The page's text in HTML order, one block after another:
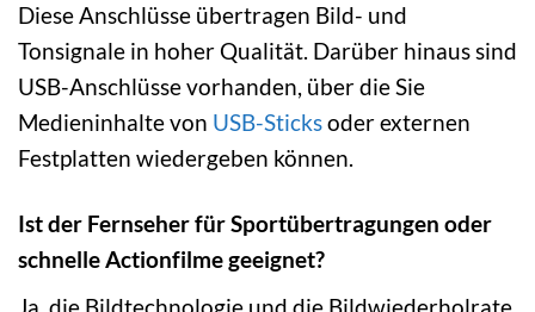
Diese Anschlüsse übertragen Bild- und
Tonsignale in hoher Qualität. Darüber hinaus sind
USB-Anschlüsse vorhanden, über die Sie
Medieninhalte von USB-Sticksoder externen
Festplatten wiedergeben können.
Ist der Fernseher für Sportübertragungen oder
schnelle Actionfilme geeignet?